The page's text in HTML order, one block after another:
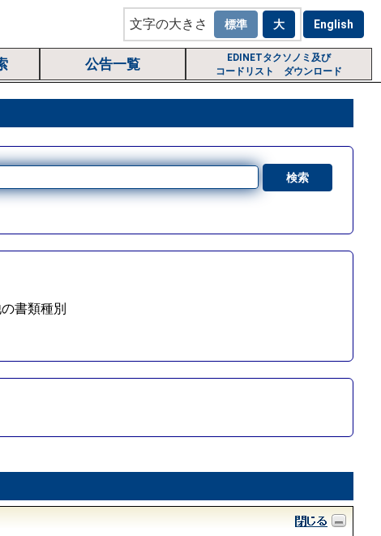
文字の大きさ
公告一覧
EDINETタクソノミ及び
コードリスト ダウンロード
書類種別